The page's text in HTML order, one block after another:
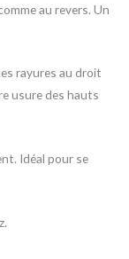
au revers. Un
rayures au droit
usure des hauts
Idéal pour se